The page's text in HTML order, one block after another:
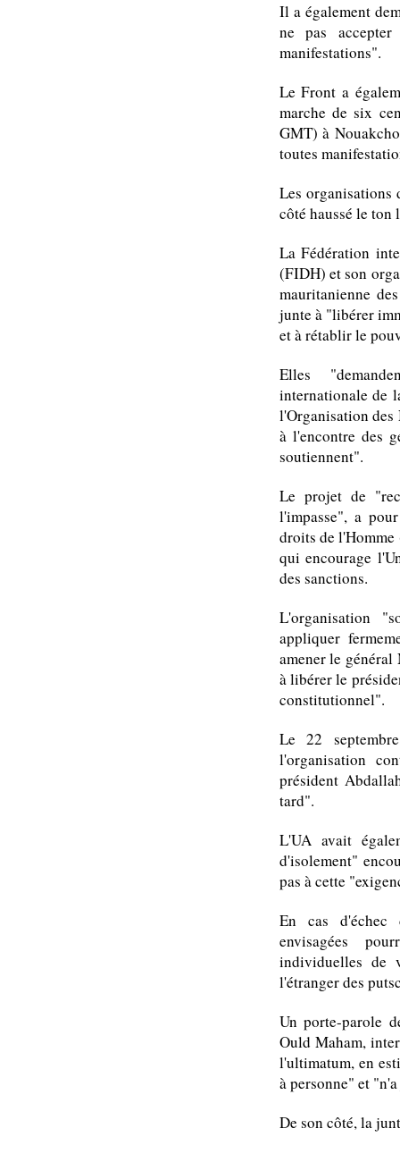
Il a également
ne pas
manifestations".
Le Front a
marche de six
GMT) à
toutes
Les organisations
côté haussé le ton
La Fédération
(FIDH) et son
mauritanienne
junte à "libérer
et à rétablir le
Elles
internationale de
l'Organisation des
à l'encontre des
soutiennent".
Le projet de
l'impasse", a
droits de l'Homme
qui encourage
des sanctions.
L'organisation
appliquer
amener le
à libérer le
constitutionnel".
Le 22
l'organisation
président
tard".
L'UA avait
d'isolement"
pas à cette
En cas d'échec
envisagées
individuelles de
l'étranger des
Un porte-parole
Ould Maham,
l'ultimatum, en
à personne" et
De son côté, la